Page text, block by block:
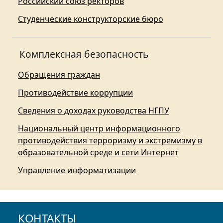
Студенческие конструкторские бюро
Комплексная безопасность
Обращения граждан
Противодействие коррупции
Сведения о доходах руководства НГПУ
Национальный центр информационного
противодействия терроризму и экстремизму в
образовательной среде и сети Интернет
Управление информатизации
КОНТАКТЫ